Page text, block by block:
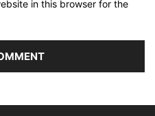
in this browser for the